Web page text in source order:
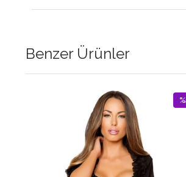
Benzer Ürünler
%14
İndirim
%14İndirim